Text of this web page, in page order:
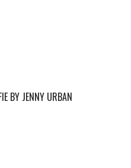
BY JENNY URBAN